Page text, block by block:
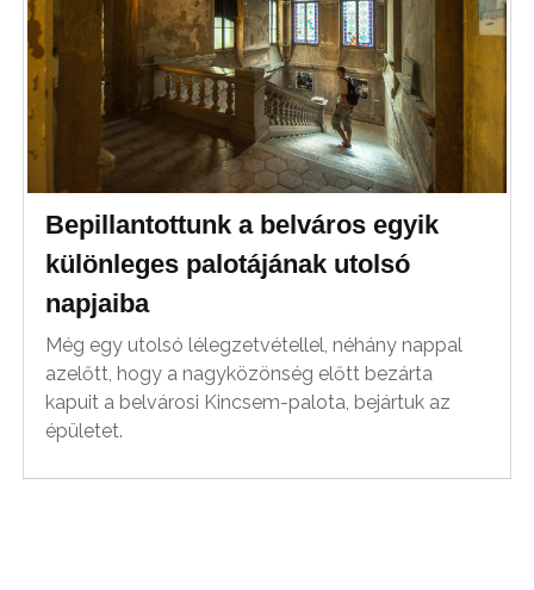
Bepillantottunk a belváros egyik
különleges palotájának utolsó
napjaiba
Még egy utolsó lélegzetvétellel, néhány nappal
azelőtt, hogy a nagyközönség előtt bezárta
kapuit a belvárosi Kincsem-palota, bejártuk az
épületet.